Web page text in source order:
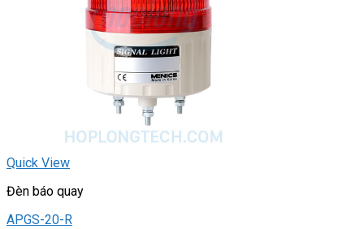
Quick View
Đèn báo quay
APGS-20-R